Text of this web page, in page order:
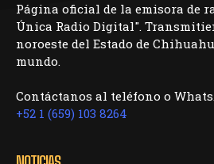
Página oficial de la emisora de
Única Radio Digital".
noroeste del Estado de
mundo.
Contáctanos al teléfono o
+52 1 (659) 103 8264